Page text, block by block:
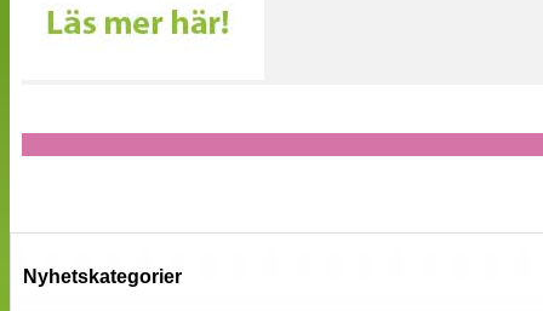
Nyhetskategorier